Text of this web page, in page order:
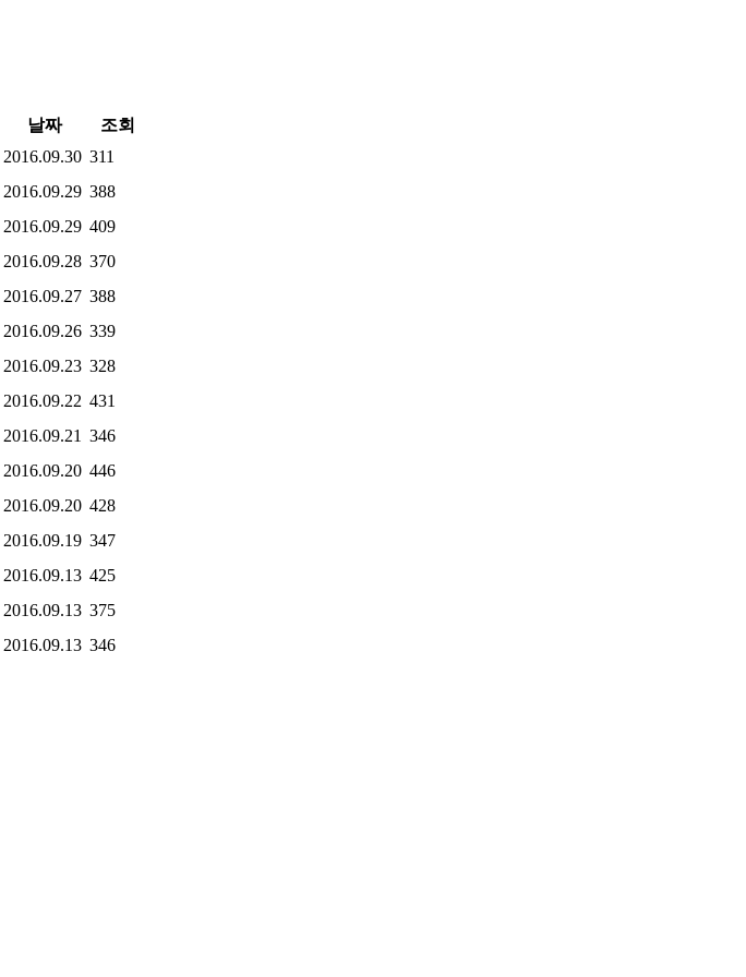
날짜
조회
2016.09.30 311
2016.09.29 388
2016.09.29 409
2016.09.28 370
2016.09.27 388
2016.09.26 339
2016.09.23 328
2016.09.22 431
2016.09.21 346
2016.09.20 446
2016.09.20 428
2016.09.19 347
2016.09.13 425
2016.09.13 375
2016.09.13 346